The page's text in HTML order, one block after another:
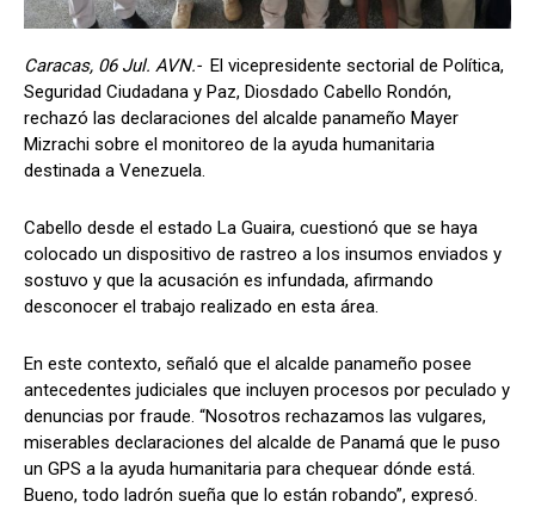
Caracas, 06 Jul. AVN.- El vicepresidente sectorial de Política,
Seguridad Ciudadana y Paz, Diosdado Cabello Rondón,
rechazó las declaraciones del alcalde panameño Mayer
Mizrachi sobre el monitoreo de la ayuda humanitaria
destinada a Venezuela.
Cabello desde el estado La Guaira, cuestionó que se haya
colocado un dispositivo de rastreo a los insumos enviados y
sostuvo y que la acusación es infundada, afirmando
desconocer el trabajo realizado en esta área.
En este contexto, señaló que el alcalde panameño posee
antecedentes judiciales que incluyen procesos por peculado y
denuncias por fraude. “Nosotros rechazamos las vulgares,
miserables declaraciones del alcalde de Panamá que le puso
un GPS a la ayuda humanitaria para chequear dónde está.
Bueno, todo ladrón sueña que lo están robando”, expresó.